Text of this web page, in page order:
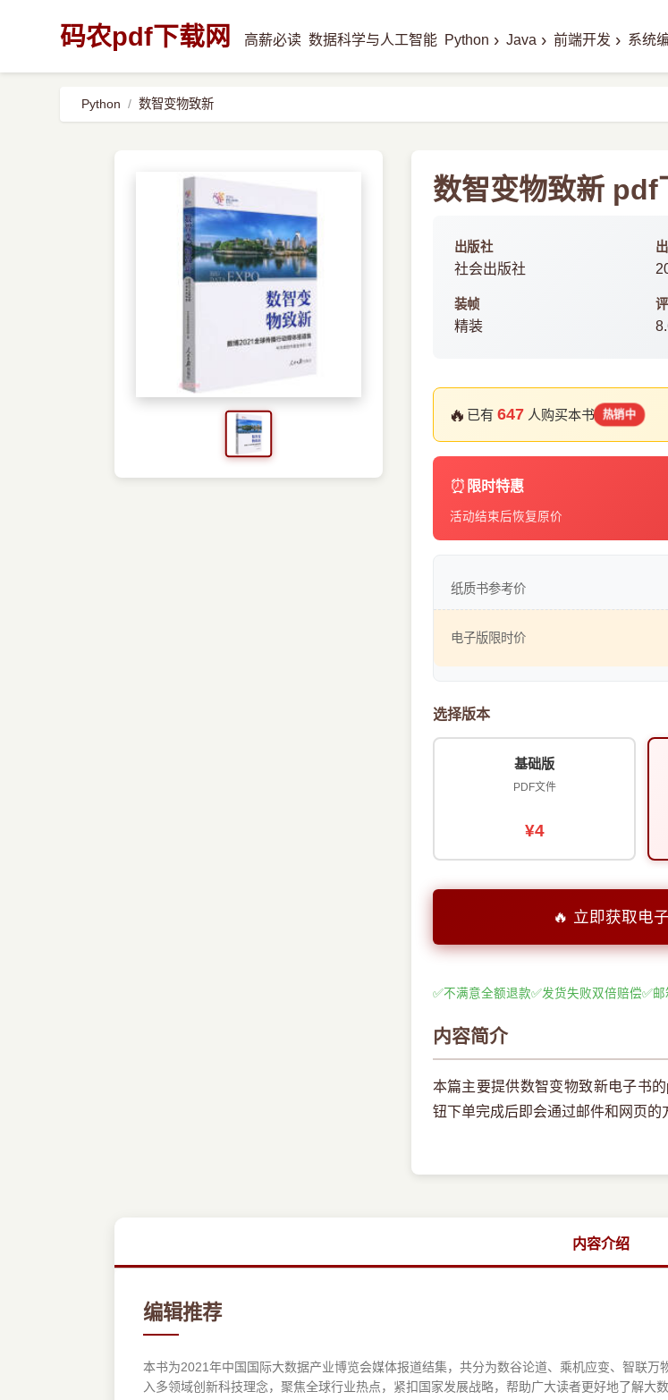
码农pdf下载网 高薪必读 数据科学与人工智能 Python › Java › 前端开发 › 系统
Python 数智变物致新
数智变物致新 pdf
出版社
社会出版社
装帧
精装
🔥 已有 647人购买本书 热销中
⏰ 限时特惠
活动结束后恢复原价
纸质书参考价
电子版限时价
选择版本
基础版
PDF文件
¥4
🔥 立即获取电
✅不满意全额退款✅发货失败双倍赔偿✅邮
内容简介
本篇主要提供数智变物致新电子书
钮下单完成后即会通过邮件和网页
内容介绍
编辑推荐
本书为2021年中国国际大数据产业博览会媒体报道结集，共分为数谷论道、乘机应变、智联
入多领域创新科技理念，聚焦全球行业热点，紧扣国家发展战略，帮助广大读者更好地了解大